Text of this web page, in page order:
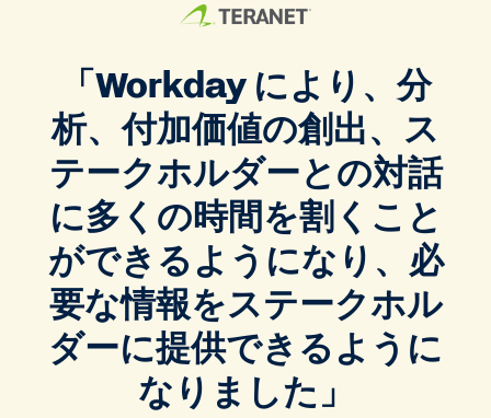
「Workday により、分
析、付加価値の創出、ス
テークホルダーとの対話
に多くの時間を割くこと
ができるようになり、必
要な情報をステークホル
ダーに提供できるように
なりました」